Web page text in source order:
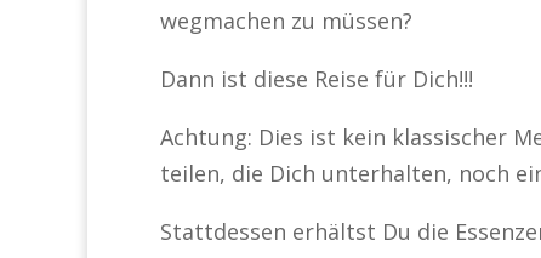
wegmachen zu müssen?
Dann ist diese Reise für Dich!!!
Achtung: Dies ist kein klassischer
teilen, die Dich unterhalten, noch
Stattdessen erhältst Du die